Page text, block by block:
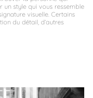
un style qui vous ressemble
visuelle. Certains
du détail, d’autres